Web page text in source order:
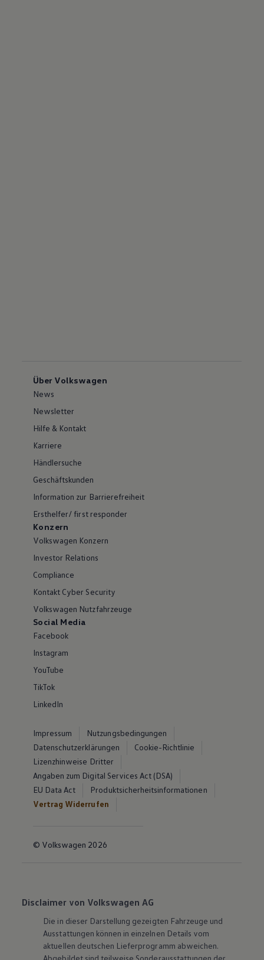
Über Volkswagen
News
Newsletter
Hilfe & Kontakt
Karriere
Händlersuche
Geschäftskunden
Information zur Barrierefreiheit
Ersthelfer/ first responder
Konzern
Volkswagen Konzern
Investor Relations
Compliance
Kontakt Cyber Security
Volkswagen Nutzfahrzeuge
Social Media
Facebook
Instagram
YouTube
TikTok
LinkedIn
Impressum
Nutzungsbedingungen
Datenschutzerklärungen
Cookie-Richtlinie
Lizenzhinweise Dritter
Angaben zum Digital Services Act (DSA)
EU Data Act
Produktsicherheitsinformationen
Vertrag Widerrufen
© Volkswagen 2026
Disclaimer von Volkswagen AG
Die in dieser Darstellung gezeigten Fahrzeuge und
Ausstattungen können in einzelnen Details vom
aktuellen deutschen Lieferprogramm abweichen.